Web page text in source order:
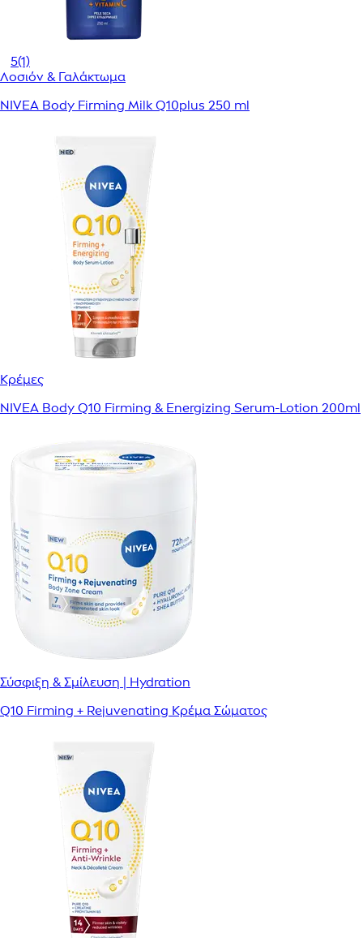
5(1)
Λοσιόν & Γαλάκτωμα
NIVEA Body Firming Milk Q10plus 250 ml
Κρέμες
NIVEA Body Q10 Firming & Energizing Serum-Lotion 200ml
Σύσφιξη & Σμίλευση | Hydration
Q10 Firming + Rejuvenating Κρέμα Σώματος